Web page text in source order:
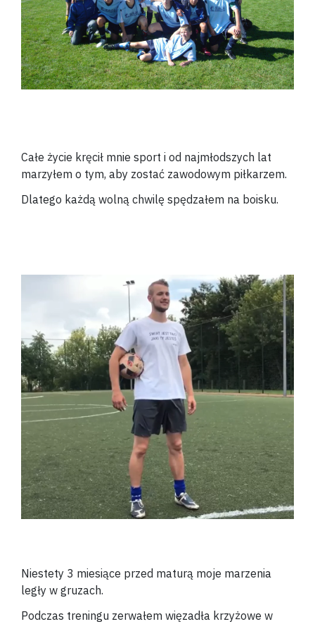
Całe życie kręcił mnie sport i od najmłodszych lat
marzyłem o tym, aby zostać zawodowym piłkarzem.
Dlatego każdą wolną chwilę spędzałem na boisku.
Niestety 3 miesiące przed maturą moje marzenia
legły w gruzach.
Podczas treningu zerwałem więzadła krzyżowe w